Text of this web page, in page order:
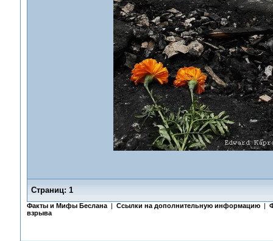
Страниц: 1
Факты и Мифы Беслана| Ссылки на дополнительную информацию|
взрыва